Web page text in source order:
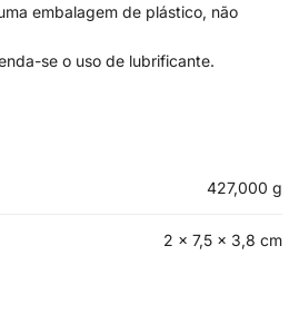
embalagem de plástico, não
se o uso de lubrificante.
427,000 g
2 × 7,5 × 3,8 cm